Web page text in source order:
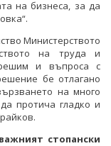
на бизнеса, за да
Министерството
на труда и
и въпроса с
бе отлагано
на много
протича гладко и
стопански